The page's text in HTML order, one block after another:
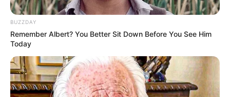
BUZZDAY
Remember Albert? You Better Sit Down Before You See Him
Today